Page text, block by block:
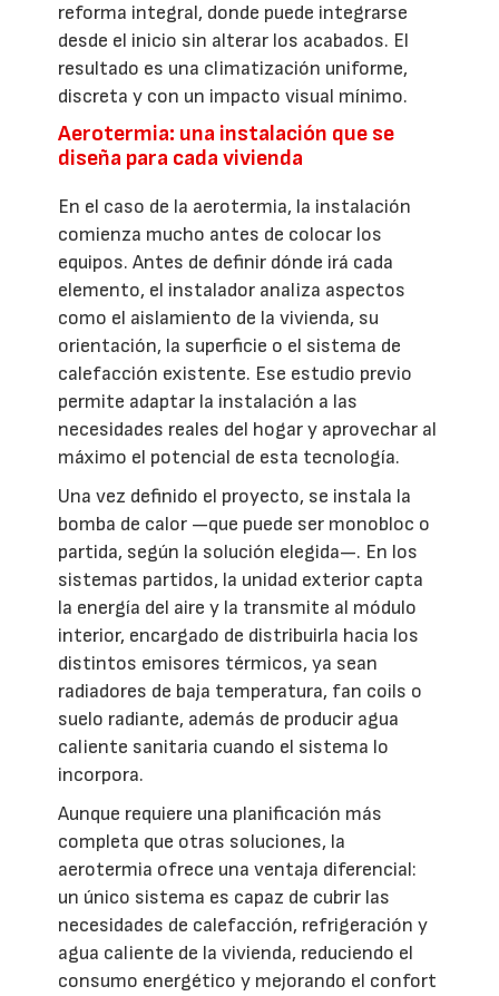
reforma integral, donde puede integrarse
desde el inicio sin alterar los acabados. El
resultado es una climatización uniforme,
discreta y con un impacto visual mínimo.
Aerotermia: una instalación que se
diseña para cada vivienda
En el caso de la aerotermia, la instalación
comienza mucho antes de colocar los
equipos. Antes de definir dónde irá cada
elemento, el instalador analiza aspectos
como el aislamiento de la vivienda, su
orientación, la superficie o el sistema de
calefacción existente. Ese estudio previo
permite adaptar la instalación a las
necesidades reales del hogar y aprovechar al
máximo el potencial de esta tecnología.
Una vez definido el proyecto, se instala la
bomba de calor —que puede ser monobloc o
partida, según la solución elegida—. En los
sistemas partidos, la unidad exterior capta
la energía del aire y la transmite al módulo
interior, encargado de distribuirla hacia los
distintos emisores térmicos, ya sean
radiadores de baja temperatura, fan coils o
suelo radiante, además de producir agua
caliente sanitaria cuando el sistema lo
incorpora.
Aunque requiere una planificación más
completa que otras soluciones, la
aerotermia ofrece una ventaja diferencial:
un único sistema es capaz de cubrir las
necesidades de calefacción, refrigeración y
agua caliente de la vivienda, reduciendo el
consumo energético y mejorando el confort